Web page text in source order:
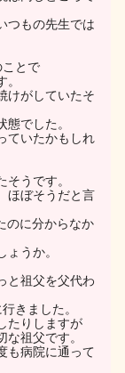
つもの先生では
とで
けがしていたそ
でした。
ていたかもしれ
うです。
ほぼそうだと言
のに分からなか
うか。
と祖父を父代わ
きました。
たりしますが
祖父です。
も病院に通って